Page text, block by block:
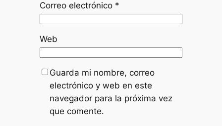
Correo electrónico *
Web
Guarda mi nombre, correo
electrónico y web en este
navegador para la próxima vez
que comente.